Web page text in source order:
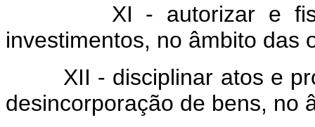
XI - autorizar e
investimentos, no âmbito das
XII - disciplinar atos e
desincorporação de bens, no